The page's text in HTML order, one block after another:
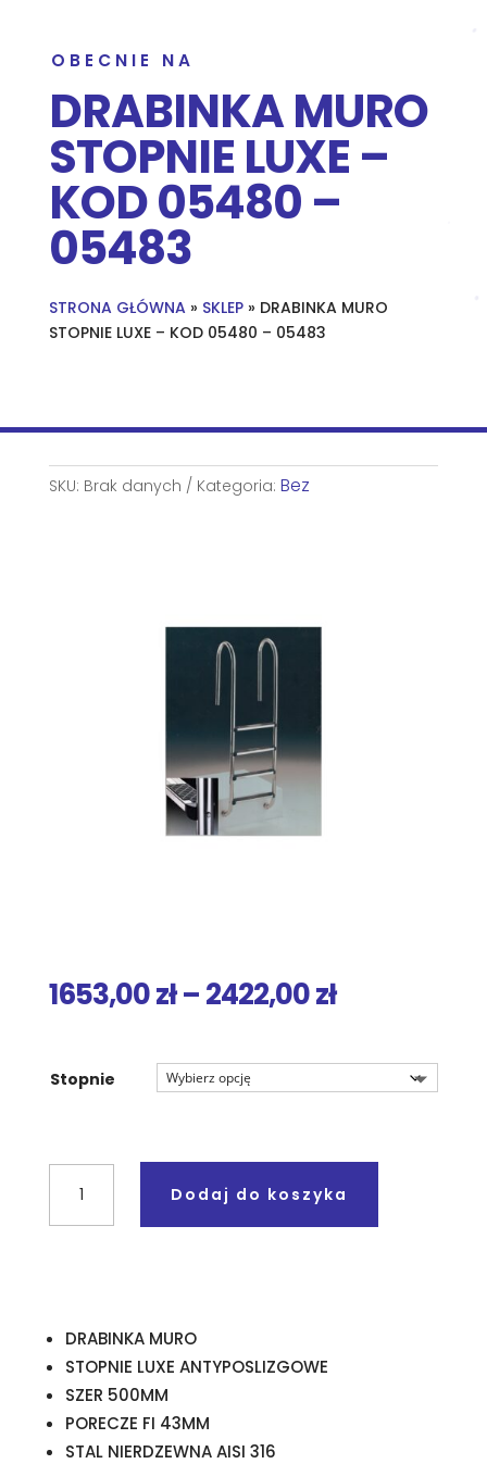
OBECNIE NA
DRABINKA MURO
STOPNIE LUXE –
KOD 05480 –
05483
STRONA GŁÓWNA» SKLEP» DRABINKA MURO
STOPNIE LUXE – KOD 05480 – 05483
SKU: Brak danych Kategoria: Bez
1653,00zł –2422,00złZakres
1653,00 zł
do
Stopnie
DRABINKA
MURO
05480
-
05483
Dodaj do koszyka
DRABINKA MURO
STOPNIE LUXE ANTYPOSLIZGOWE
SZER 500MM
PORECZE FI 43MM
STAL NIERDZEWNA AISI 316